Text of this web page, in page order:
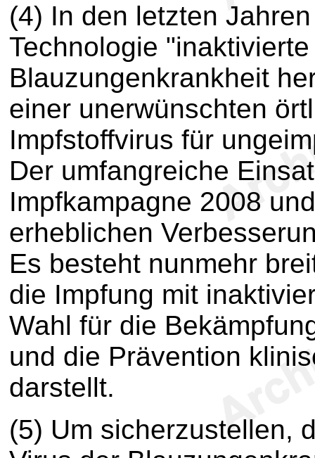
(4) In den letzten
Technologie
Blauzungenkrankheit
einer unerwünschten
Impfstoffvirus für
Der umfangreiche
Impfkampagne 2008
erheblichen
Es besteht nunmehr
die Impfung mit
Wahl für die
und die Prävention
darstellt.
(5) Um sicherzustellen,